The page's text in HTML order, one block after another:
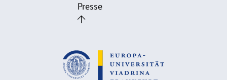
Presse